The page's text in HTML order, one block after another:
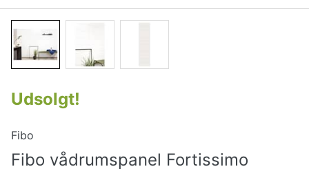
Udsolgt!
Fibo
Fibo vådrumspanel Fortissimo